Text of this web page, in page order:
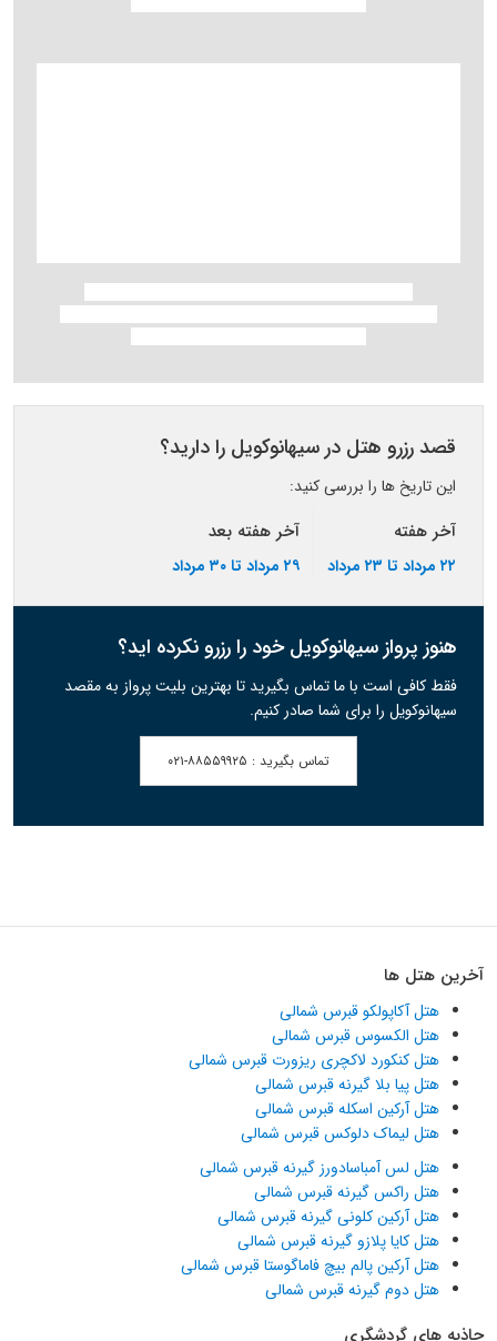
قصد رزرو هتل در سیهانوکویل را دارید؟
این تاریخ ها را بررسی کنید:
آخر هفته
۲۲ مرداد تا ۲۳ مرداد
آخر هفته بعد
۲۹ مرداد تا ۳۰ مرداد
هنوز پرواز سیهانوکویل خود را رزرو نکرده اید؟
فقط کافی است با ما تماس بگیرید تا بهترین بلیت پرواز به مقصد
سیهانوکویل را برای شما صادر کنیم.
تماس بگیرید : ۰۲۱-۸۸۵۵۹۹۲۵
آخرین هتل ها
هتل آکاپولکو قبرس شمالی
هتل الکسوس قبرس شمالی
هتل کنکورد لاکچری ریزورت قبرس شمالی
هتل پیا بلا گیرنه قبرس شمالی
هتل آرکین اسکله قبرس شمالی
هتل لیماک دلوکس قبرس شمالی
هتل لس آمباسادورز گیرنه قبرس شمالی
هتل راکس گیرنه قبرس شمالی
هتل آرکین کلونی گیرنه قبرس شمالی
هتل کایا پلازو گیرنه قبرس شمالی
هتل آرکین پالم بیچ فاماگوستا قبرس شمالی
هتل دوم گیرنه قبرس شمالی
جاذبه های گردشگری